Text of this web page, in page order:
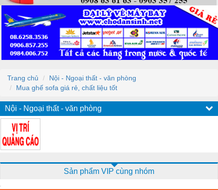
Trang chủ
Nội - Ngoại thất - văn phòng
Mua ghế sofa giá rẻ, chất liệu tốt
Nội - Ngoại thất - văn phòng
Sản phẩm VIP cùng nhóm